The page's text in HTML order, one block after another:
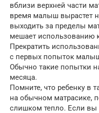
вблизи верхней части
время малыш вырастет
выходить за пределы
мешает использованию
Прекратить
с первых попыток
Обычно такие попытки
месяца.
Помните, что ребенку в
на обычном матрасике,
слишком тепло. Если вы